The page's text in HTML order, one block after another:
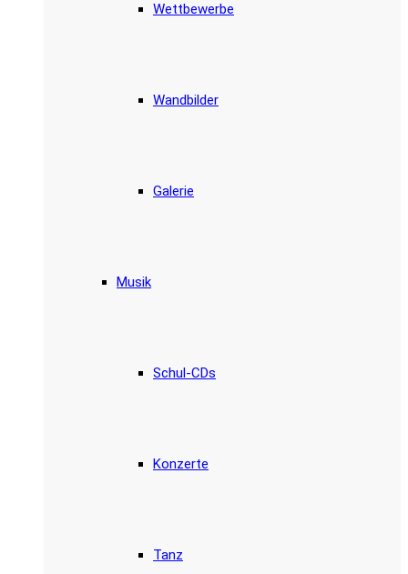
Wettbewerbe
Wandbilder
Galerie
Musik
Schul-CDs
Konzerte
Tanz